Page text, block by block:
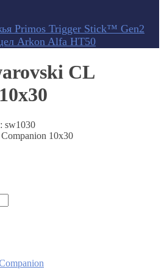
Primos Trigger Stick™ Gen2
Arkon Alfa HT50
CL
sw1030